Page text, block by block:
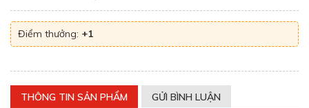
Điểm thưởng: +1
THÔNG TIN SẢN PHẨM GỬI BÌNH LUẬN